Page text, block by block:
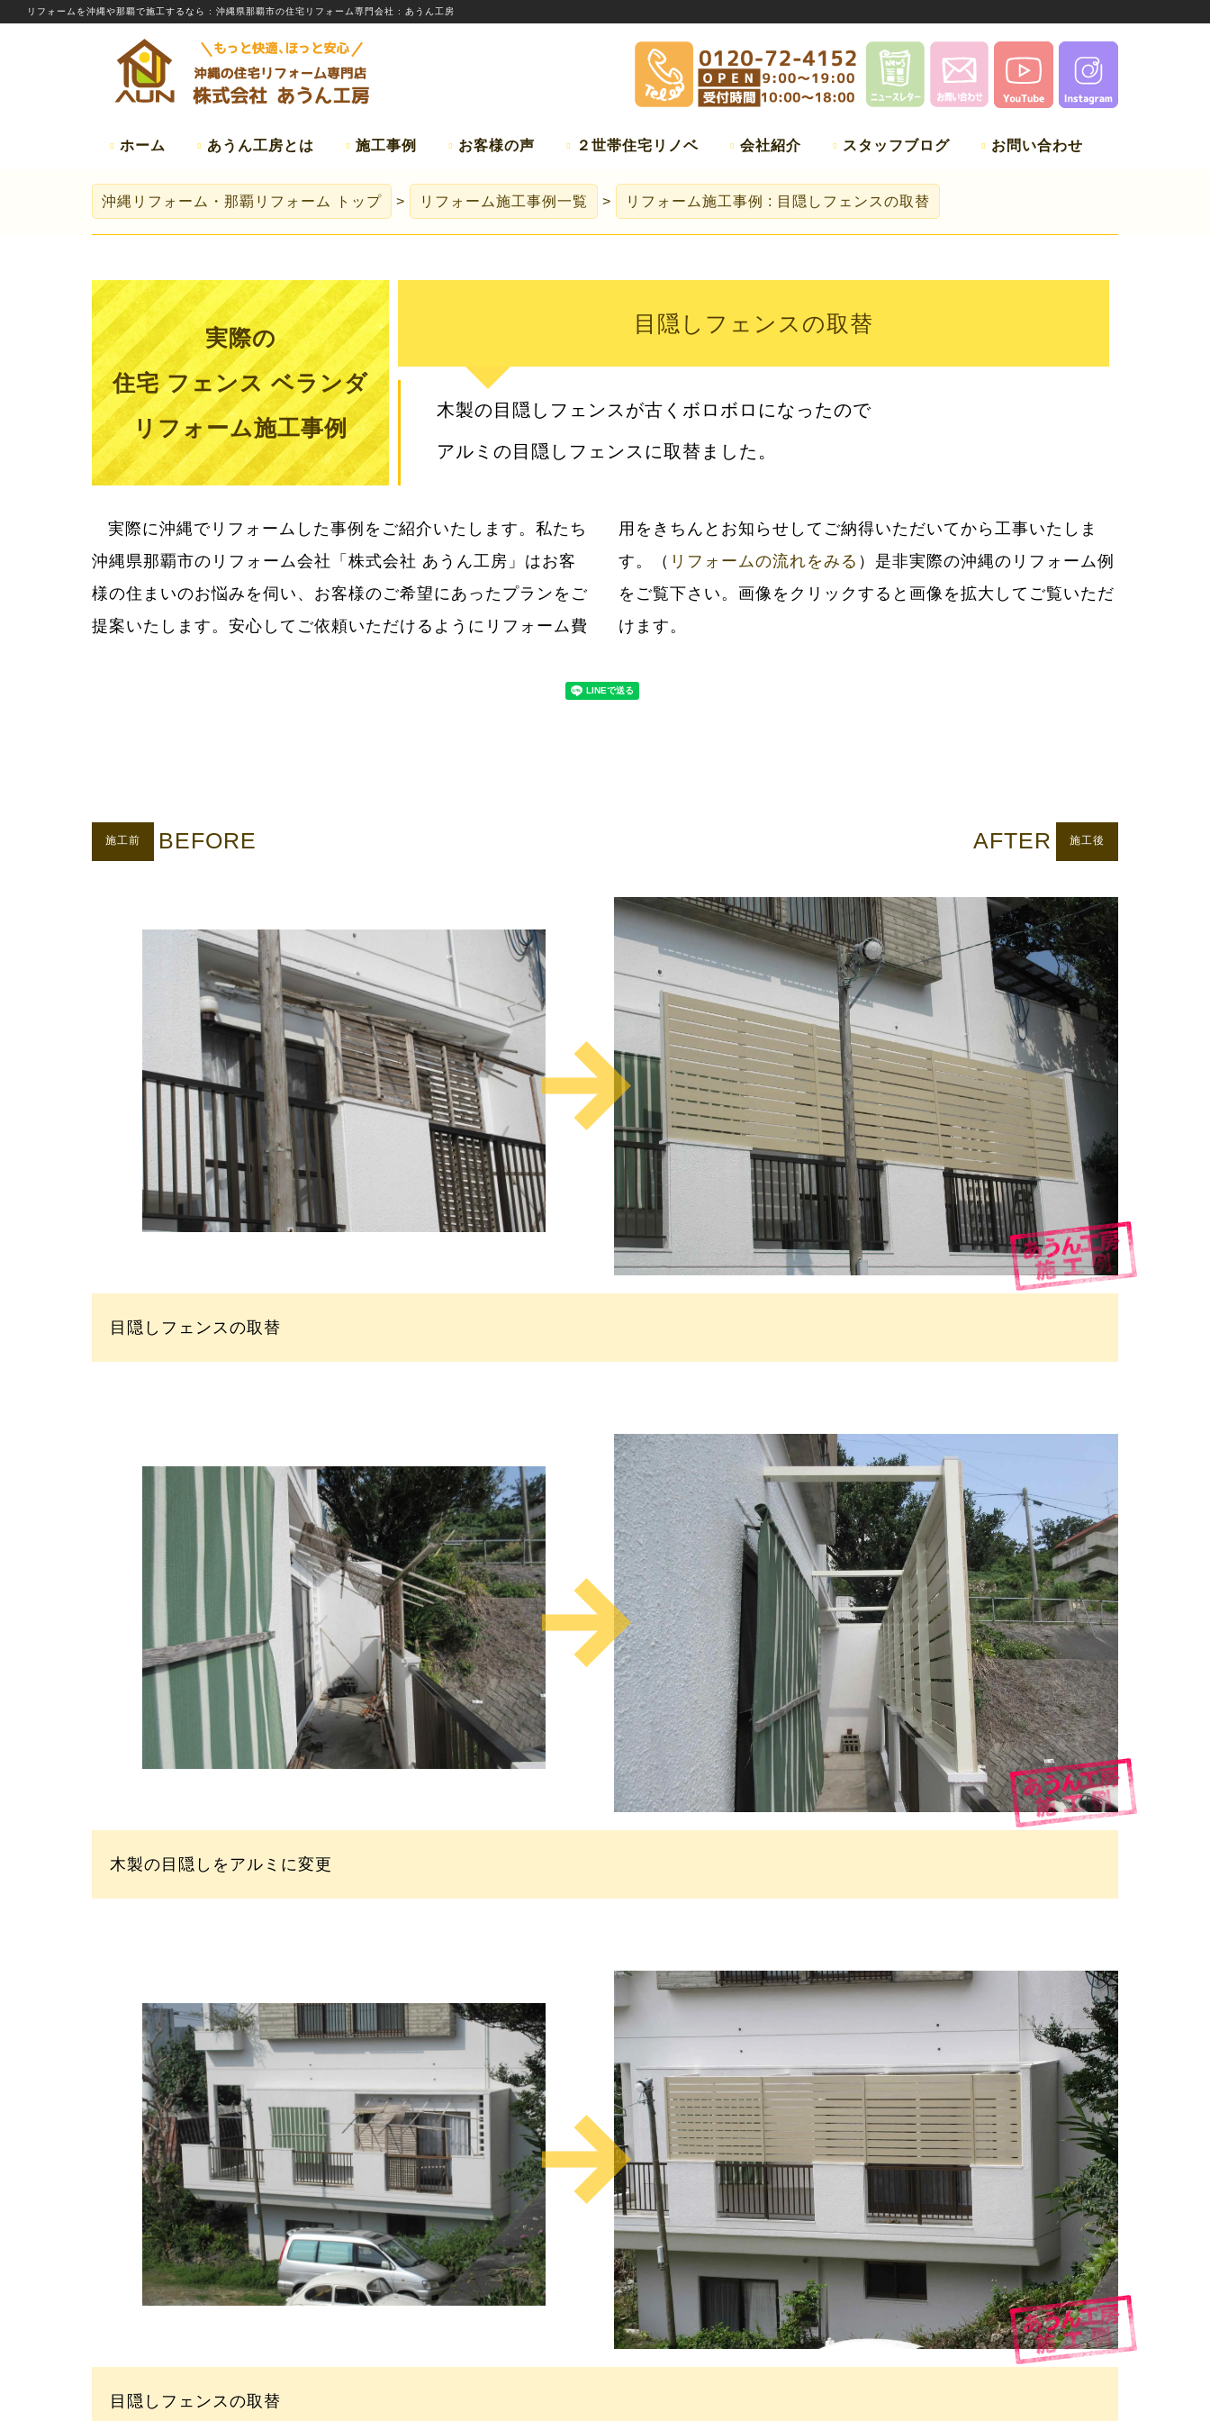
リフォームを沖縄や那覇で施工するなら : 沖縄県那覇市の住宅リフォーム専門会社 : あうん工房
ホーム あうん工房とは 施工事例 お客様の声 ２世帯住宅リノベ 会社紹介 スタッフブログ お問い合わせ
沖縄リフォーム・那覇リフォーム トップ リフォーム施工事例一覧 リフォーム施工事例 : 目隠しフェンスの取替
実際の
住宅 フェンス ベランダ
リフォーム施工事例
目隠しフェンスの取替
木製の目隠しフェンスが古くボロボロになったので
アルミの目隠しフェンスに取替ました。
実際に沖縄でリフォームした事例をご紹介いたします。私たち
沖縄県那覇市のリフォーム会社「株式会社 あうん工房」はお客
様の住まいのお悩みを伺い、お客様のご希望にあったプランをご
提案いたします。安心してご依頼いただけるようにリフォーム費
用をきちんとお知らせしてご納得いただいてから工事いたしま
す。（ リフォームの流れをみる ）是非実際の沖縄のリフォーム例
をご覧下さい。画像をクリックすると画像を拡大してご覧いただ
けます。
BEFORE
施工前 施工後
AFTER
目隠しフェンスの取替
木製の目隠しをアルミに変更
目隠しフェンスの取替